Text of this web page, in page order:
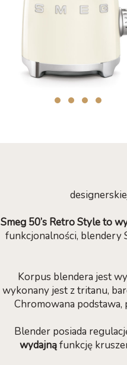
Smeg 50’s Retro Style to
funkcjonalności, blendery
Korpus blendera jest
wykonany jest z tritanu,
Chromowana
Blender posiada
wydajnąfunkcję